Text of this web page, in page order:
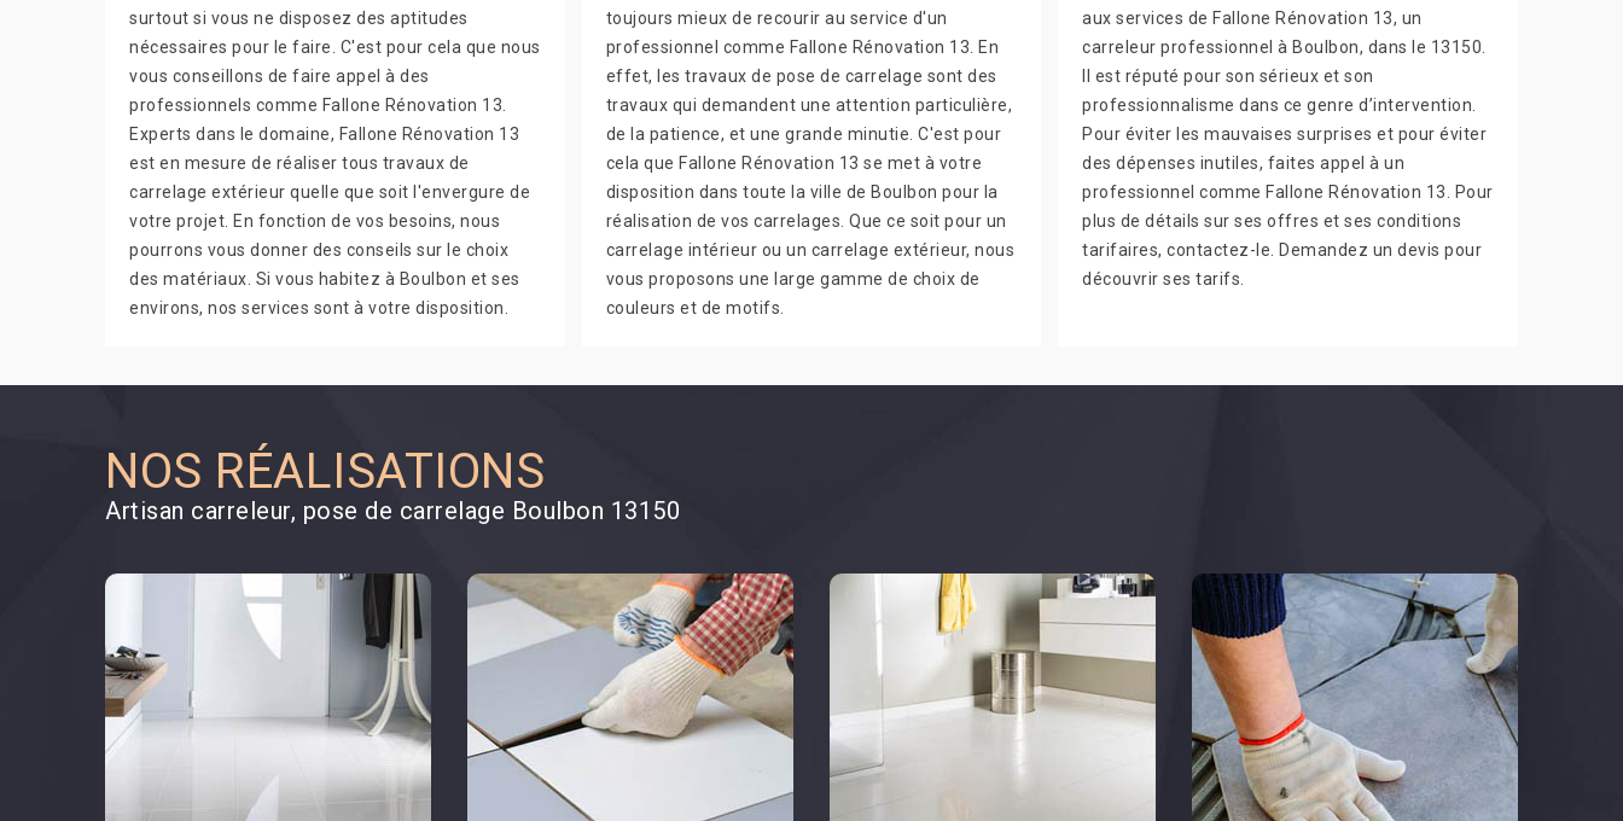
surtout si vous ne disposez des aptitudes
nécessaires pour le faire. C'est pour cela que nous
vous conseillons de faire appel à des
professionnels comme Fallone Rénovation 13.
Experts dans le domaine, Fallone Rénovation 13
est en mesure de réaliser tous travaux de
carrelage extérieur quelle que soit l'envergure de
votre projet. En fonction de vos besoins, nous
pourrons vous donner des conseils sur le choix
des matériaux. Si vous habitez à Boulbon et ses
environs, nos services sont à votre disposition.
toujours mieux de recourir au service d'un
professionnel comme Fallone Rénovation 13. En
effet, les travaux de pose de carrelage sont des
travaux qui demandent une attention particulière,
de la patience, et une grande minutie. C'est pour
cela que Fallone Rénovation 13 se met à votre
disposition dans toute la ville de Boulbon pour la
réalisation de vos carrelages. Que ce soit pour un
carrelage intérieur ou un carrelage extérieur, nous
vous proposons une large gamme de choix de
couleurs et de motifs.
aux services de Fallone Rénovation 13, un
carreleur professionnel à Boulbon, dans le 13150.
Il est réputé pour son sérieux et son
professionnalisme dans ce genre d’intervention.
Pour éviter les mauvaises surprises et pour éviter
des dépenses inutiles, faites appel à un
professionnel comme Fallone Rénovation 13. Pour
plus de détails sur ses offres et ses conditions
tarifaires, contactez-le. Demandez un devis pour
découvrir ses tarifs.
NOS RÉALISATIONS
Artisan carreleur, pose de carrelage Boulbon 13150